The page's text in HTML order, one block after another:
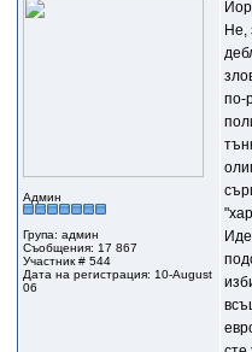
Админ
Група: админ
Съобщения: 17 867
Участник # 544
Дата на регистрация: 10-August
06
Не,
по-